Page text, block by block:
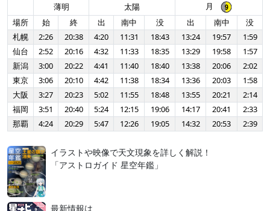
薄明 太陽
月
場所
始 終 出 南中 没 出 南中
没
札幌
2:26 20:38 4:20 11:31 18:43 13:24 19:57
1:59
仙台
2:52 20:16 4:32 11:33 18:35 13:29 19:58
1:57
新潟
3:00 20:22 4:41 11:40 18:40 13:38 20:06
2:02
東京
3:06 20:10 4:42 11:38 18:34 13:36 20:03
1:58
大阪
3:27 20:23 5:02 11:55 18:48 13:55 20:21
2:14
福岡
3:51 20:40 5:24 12:15 19:06 14:17 20:41
2:33
那覇
4:24 20:29 5:47 12:26 19:05 14:32 20:53 2:39
イラストや映像で天文現象を詳しく解説！
「アストロガイド 星空年鑑」
最新情報は